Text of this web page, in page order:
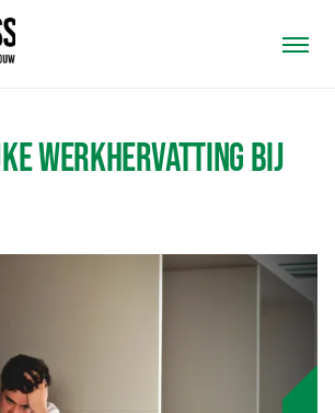
WERKHERVATTING BIJ